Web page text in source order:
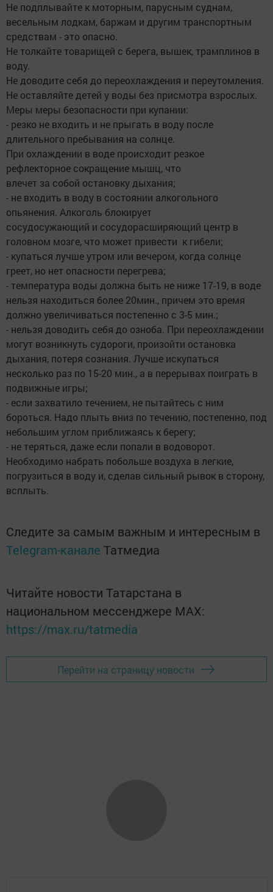
Не подплывайте к моторным, парусным суднам,
весельным лодкам, баржам и другим транспортным
средствам - это опасно.
Не толкайте товарищей с берега, вышек, трамплинов в
воду.
Не доводите себя до переохлаждения и переутомления.
Не оставляйте детей у воды без присмотра взрослых.
Меры меры безопасности при купании:
- резко не входить и не прыгать в воду после
длительного пребывания на солнце.
При охлаждении в воде происходит резкое
рефлекторное сокращение мышц, что
влечет за собой остановку дыхания;
- не входить в воду в состоянии алкогольного
опьянения. Алкоголь блокирует
сосудосужающий и сосудорасширяющий центр в
головном мозге, что может привести к гибели;
- купаться лучше утром или вечером, когда солнце
греет, но нет опасности перегрева;
- температура воды должна быть не ниже 17-19, в воде
нельзя находиться более 20мин., причем это время
должно увеличиваться постепенно с 3-5 мин.;
- нельзя доводить себя до озноба. При переохлаждении
могут возникнуть судороги, произойти остановка
дыхания, потеря сознания. Лучше искупаться
несколько раз по 15-20 мин., а в перерывах поиграть в
подвижные игры;
- если захватило течением, не пытайтесь с ним
бороться. Надо плыть вниз по течению, постепенно, под
небольшим углом приближаясь к берегу;
- не теряться, даже если попали в водоворот.
Необходимо набрать побольше воздуха в легкие,
погрузиться в воду и, сделав сильный рывок в сторону,
всплыть.
Следите за самым важным и интересным в
Telegram-канале Татмедиа
Читайте новости Татарстана в
национальном мессенджере MАХ:
https://max.ru/tatmedia
Перейти на страницу новости